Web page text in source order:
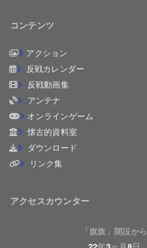
コンテンツ
アクション
反戦カレンダー
反戦動画集
アンテナ
オンラインゲーム
懐古的資料室
ダウンロード
リンク集
アクセスカウンター
「旗旗」開設から